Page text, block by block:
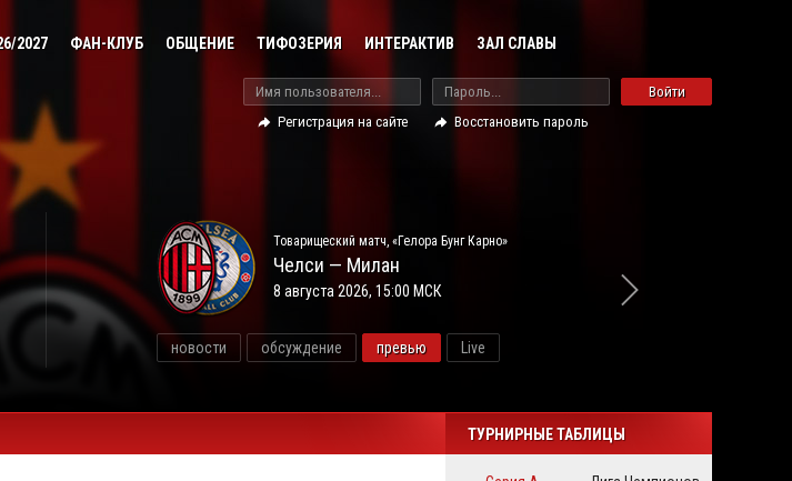
2027 ФАН-КЛУБ ОБЩЕНИЕ ТИФОЗЕРИЯ ИНТЕРАКТИВ ЗАЛ СЛАВЫ
Войти
Регистрация на сайте
Восстановить пароль
Товарищеский матч, «Гелора Бунг Карно»
Челси — Милан
8 августа 2026, 15:00 МСК
новости обсуждение превью Live
ТУРНИРНЫЕ ТАБЛИЦЫ